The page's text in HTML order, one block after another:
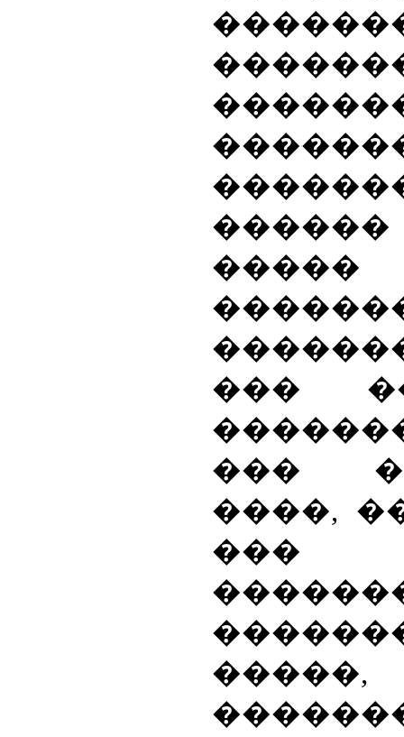
���
���
����,
���